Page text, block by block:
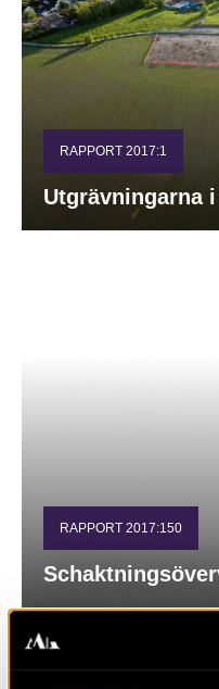
RAPPORT 2017:1
Utgrävningarna
RAPPORT 2017:150